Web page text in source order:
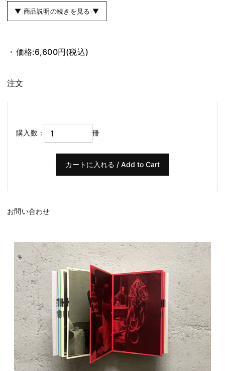
▼ 商品説明の続きを見る ▼
価格:6,600円(税込)
注文
購入数： 冊
お問い合わせ